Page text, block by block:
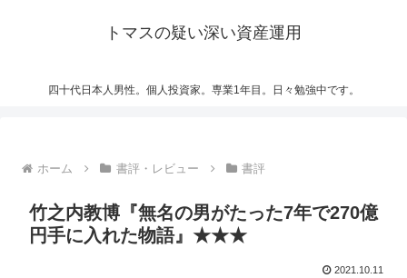
トマスの疑い深い資産運用
四十代日本人男性。個人投資家。専業1年目。日々勉強中です。
ホーム 書評・レビュー 書評
竹之内教博『無名の男がたった7年で270億
円手に入れた物語』★★★
2021.10.11